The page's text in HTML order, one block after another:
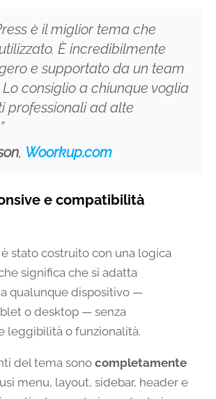
è il miglior tema che
È incredibilmente
e supportato da un team
consiglio a chiunque voglia
professionali ad alte
, Woorkup.com
e compatibilità
stato costruito con una logica
significa che si adatta
qualunque dispositivo —
o desktop — senza
leggibilità o funzionalità.
del tema sono completamente
menu, layout, sidebar, header e